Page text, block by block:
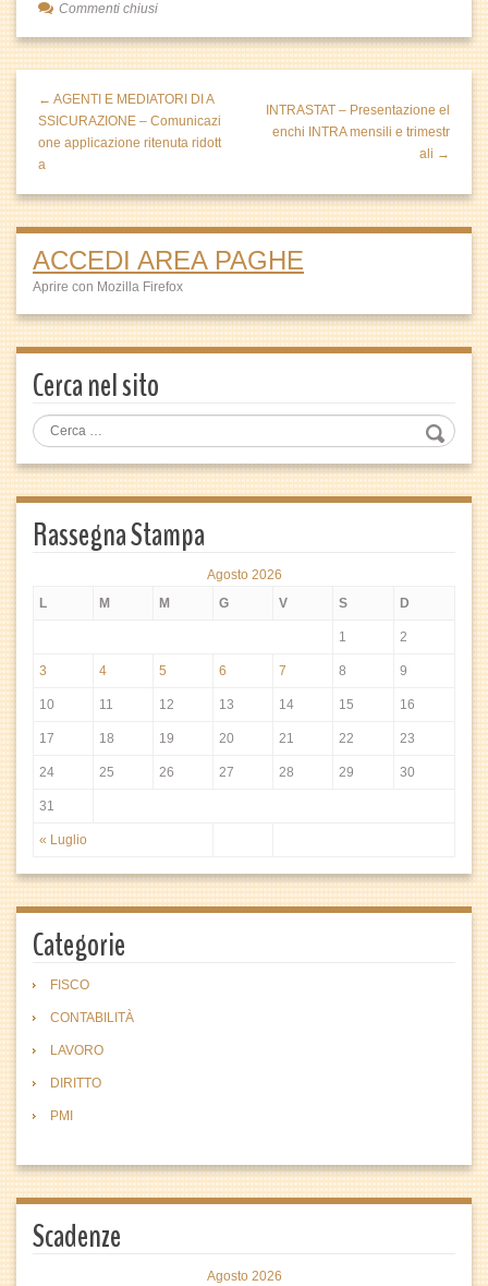
Commenti chiusi
← AGENTI E MEDIATORI DI A
SSICURAZIONE – Comunicazi
one applicazione ritenuta ridott
a
INTRASTAT – Presentazione el
enchi INTRA mensili e trimestr
ali →
ACCEDI AREA PAGHE
Aprire con Mozilla Firefox
Cerca nel sito
Rassegna Stampa
Agosto 2026
L
M M G V S D
« Luglio
1 2
3 4 5 6 7 8 9
10 11 12 13 14 15 16
17 18 19 20 21 22 23
24 25 26 27 28 29 30
31
Categorie
FISCO
CONTABILITÀ
LAVORO
DIRITTO
PMI
Scadenze
Agosto 2026